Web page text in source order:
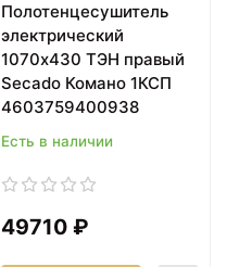
Полотенцесушитель
электрический
1070х430 ТЭН правый
Secado Комано 1КСП
4603759400938
Есть в наличии
49710 ₽